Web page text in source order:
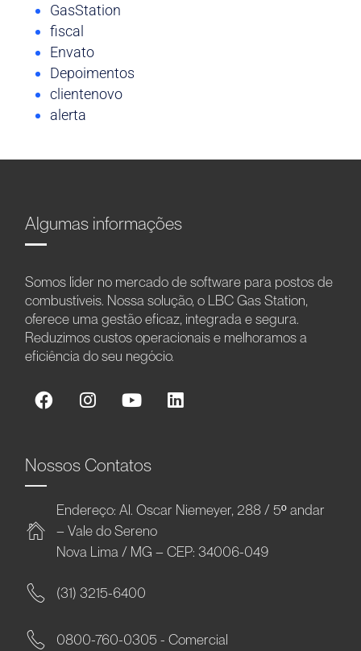
GasStation
fiscal
Envato
Depoimentos
clientenovo
alerta
Algumas informações
Somos líder no mercado de software para postos de
combustíveis. Nossa solução, o LBC Gas Station,
oferece uma gestão eficaz, integrada e segura.
Reduzimos custos operacionais e melhoramos a
eficiência do seu negócio.
Nossos Contatos
Endereço: Al. Oscar Niemeyer, 288 / 5º andar
– Vale do Sereno
Nova Lima / MG – CEP: 34006-049
(31) 3215-6400
0800-760-0305 - Comercial